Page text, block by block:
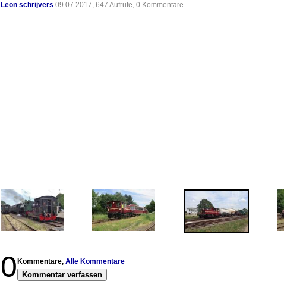
Leon schrijvers 09.07.2017, 647 Aufrufe, 0 Kommentare
0 Kommentare, Alle Kommentare
Kommentar verfassen